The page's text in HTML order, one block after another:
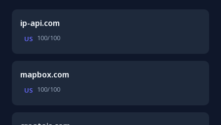
ip-api.com
US 100/100
mapbox.com
US 100/100